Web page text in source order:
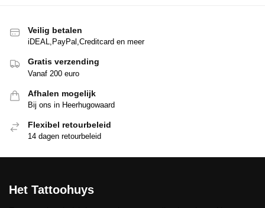
Veilig betalen
iDEAL,PayPal,Creditcard en meer
Gratis verzending
Vanaf 200 euro
Afhalen mogelijk
Bij ons in Heerhugowaard
Flexibel retourbeleid
14 dagen retourbeleid
Het Tattoohuys